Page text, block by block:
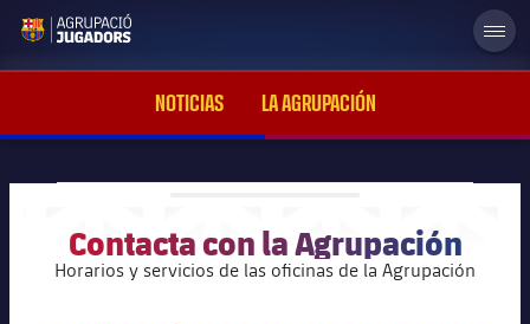
label.aria.abjlogo
NOTICIAS LA AGRUPACIÓN
plusicon
más
Órganos de gobierno MÁS
Noticias
AlianzasContacta con la Agrupación
Horarios y servicios de las oficinas de la Agrupación